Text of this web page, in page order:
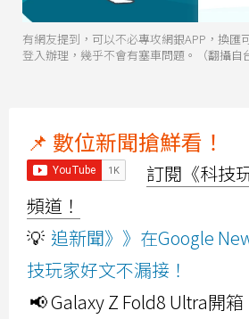
有網友提到，可以不必專攻網銀APP，換匯
登入辦理，幾乎不會有塞車問題。（翻攝自
📌 數位新聞搶鮮看！
訂閱《科技
頻道！
💡 追新聞》》在Google
技玩家好文不漏接！
📢 Galaxy Z Fold8 Ultra開